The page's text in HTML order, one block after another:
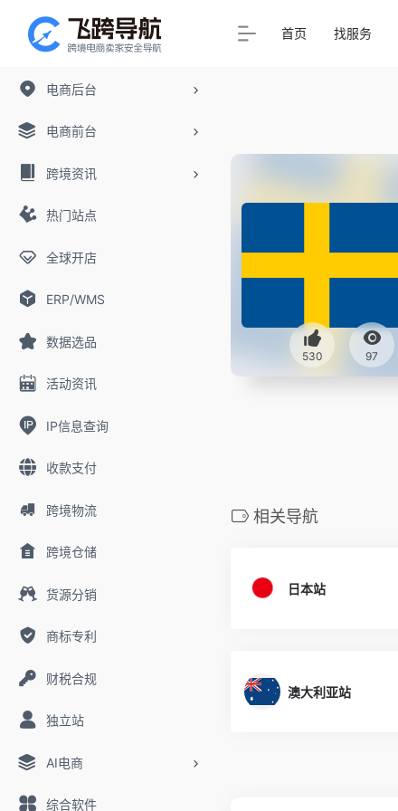
电商后台
电商前台
跨境资讯
热门站点
全球开店
ERP/WMS
数据选品
活动资讯
IP信息查询
收款支付
跨境物流
跨境仓储
货源分销
商标专利
财税合规
独立站
AI电商
综合软件
首页 找服务
530 97
相关导航
日本站
澳大利亚站